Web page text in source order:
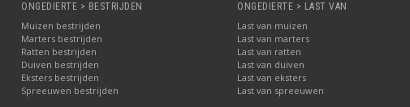
ONGEDIERTE > BESTRIJDEN
Muizen bestrijden
Marters bestrijden
Ratten bestrijden
Duiven bestrijden
Eksters bestrijden
Spreeuwen bestrijden
ONGEDIERTE > LAST VAN
Last van muizen
Last van marters
Last van ratten
Last van duiven
Last van eksters
Last van spreeuwen